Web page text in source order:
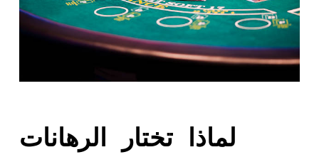
لماذا تختار الرهانات